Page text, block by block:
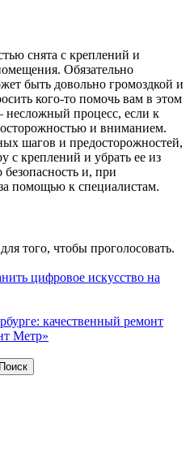
снята с креплений и
Обязательно
быть довольно громоздкой и
кого-то помочь вам в этом
несложный процесс, если к
и вниманием.
шагов и предосторожностей,
с креплений и убрать ее из
и, при
помощью к специалистам.
для того, чтобы проголосовать.
цифровое искусство на
качественный ремонт
Метр»
Поиск